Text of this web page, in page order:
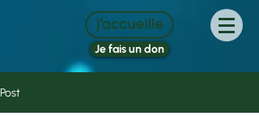
Je fais un don
Post